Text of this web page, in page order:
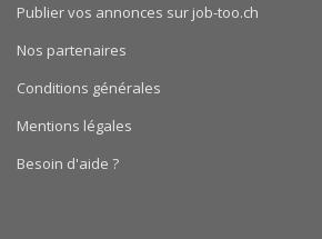
Publier vos annonces sur job-too.ch
Nos partenaires
Conditions générales
Mentions légales
Besoin d'aide ?